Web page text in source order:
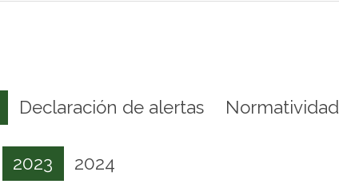
Declaración de alertas Normatividad
2023 2024